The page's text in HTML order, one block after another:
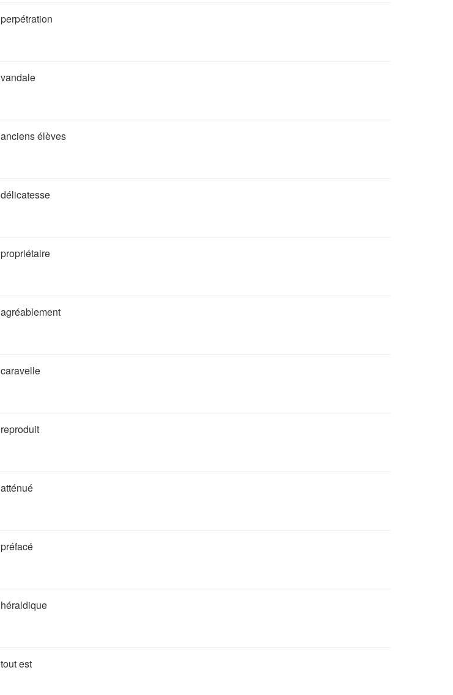
perpétration
vandale
anciens élèves
délicatesse
propriétaire
agréablement
caravelle
reproduit
atténué
préfacé
héraldique
tout est